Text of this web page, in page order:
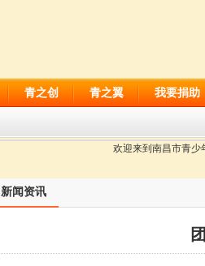
青之创 青之翼 我要捐助
欢迎来到南昌市青少
新闻资讯